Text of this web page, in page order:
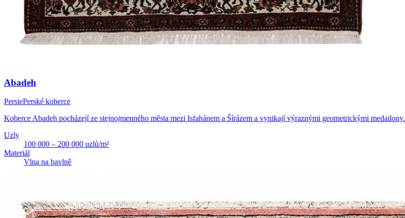
Abadeh
PersiePerské koberce
Koberce Abadeh pocházejí ze stejnojmenného města mezi Isfahánem a Šírázem a vynikají výraznými geometrickými medailony.
Uzly
100 000 – 200 000 uzlů/m²
Materiál
Vlna na bavlně